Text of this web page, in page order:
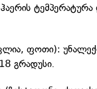
ფოთი):
გრადუსი.